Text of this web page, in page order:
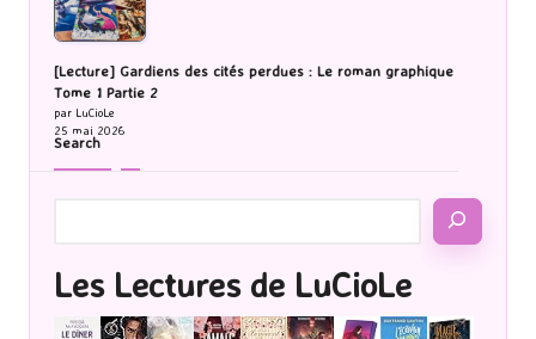
[Lecture] Gardiens des cités perdues : Le roman graphique
Tome 1 Partie 2
par LuCioLe
25 mai 2026
Search
Les Lectures de LuCioLe